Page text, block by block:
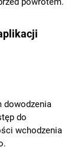
dowodzenia
do
wchodzenia